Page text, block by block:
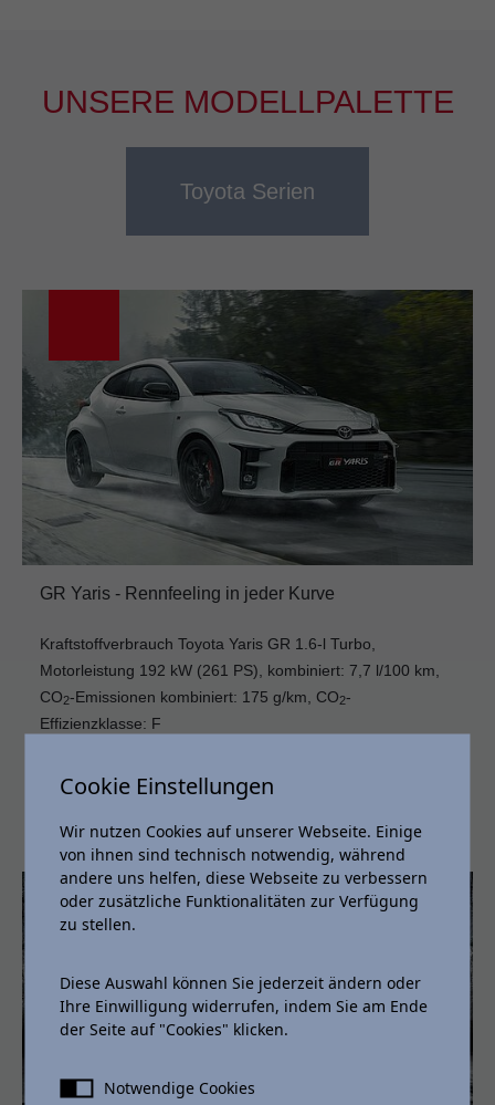
UNSERE MODELLPALETTE
Toyota Serien
GR Yaris - Rennfeeling in jeder Kurve
Kraftstoffverbrauch Toyota Yaris GR 1.6-l Turbo,
Motorleistung 192 kW (261 PS), kombiniert: 7,7 l/100 km,
CO2-Emissionen kombiniert: 175 g/km, CO2-
Effizienzklasse: F
Zur Serie
Cookie Einstellungen
Wir nutzen Cookies auf unserer Webseite. Einige
von ihnen sind technisch notwendig, während
andere uns helfen, diese Webseite zu verbessern
oder zusätzliche Funktionalitäten zur Verfügung
zu stellen.
Diese Auswahl können Sie jederzeit ändern oder
Ihre Einwilligung widerrufen, indem Sie am Ende
der Seite auf "Cookies" klicken.
Notwendige Cookies